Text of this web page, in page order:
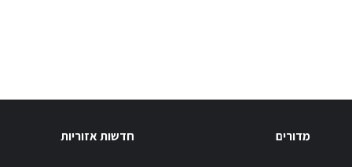
מדורים חדשות אזוריות